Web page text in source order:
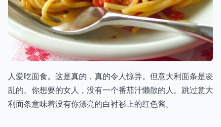
人爱吃面食。这是真的，真的令人惊异。但意大利面条是凌
乱的。你想要的女人，没有一个番茄汁懒散的人。跳过意大
利面条意味着没有你漂亮的白衬衫上的红色酱。